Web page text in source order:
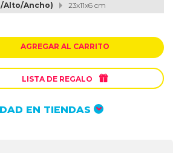
Alto/Ancho) 23x11x6 cm
AGREGAR AL CARRITO
LISTA DE REGALO 
EN TIENDAS